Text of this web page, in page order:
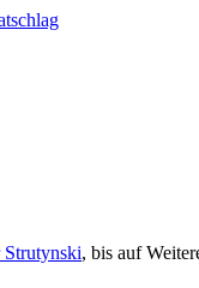
Strutynski, bis auf